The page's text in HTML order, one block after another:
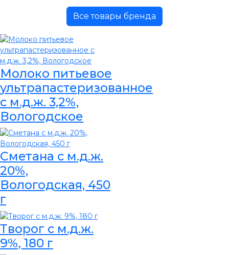
Все товары бренда
Молоко питьевое
ультрапастеризованное
с м.д.ж. 3,2%,
Вологодское
Сметана с м.д.ж.
20%,
Вологодская, 450
г
Творог с м.д.ж.
9%, 180 г